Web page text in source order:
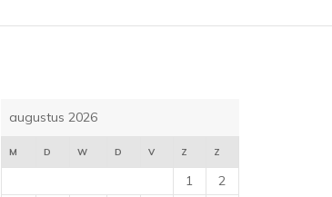
augustus 2026
M D W D V Z Z
1
2